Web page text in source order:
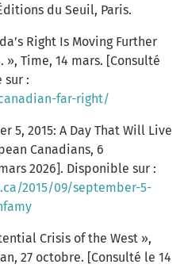
du Seuil, Paris.
Right Is Moving Further
Time, 14 mars. [Consulté
sur :
far-right/
5, 2015: A Day That Will Live
Canadians, 6
2026]. Disponible sur :
2015/09/september-5-
Crisis of the West »,
27 octobre. [Consulté le 14